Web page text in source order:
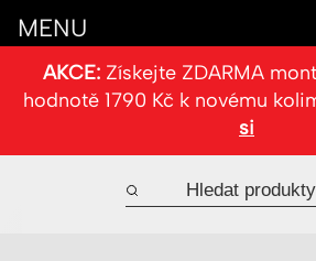
AKCE:Získejte ZDARMA
hodnotě 1790 Kč k novému
si
MENU